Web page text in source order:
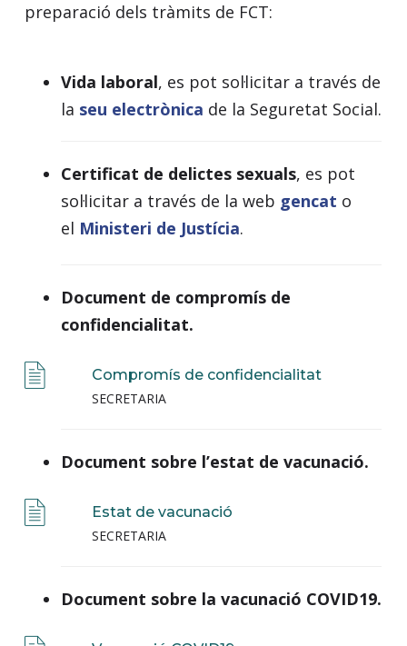
preparació dels tràmits de FCT:
Vida laboral, es pot sol·licitar a través de
la seu electrònica de la Seguretat Social.
Certificat de delictes sexuals, es pot
sol·licitar a través de la web gencat o
el Ministeri de Justícia.
Document de compromís de
confidencialitat.
Compromís de confidencialitat
SECRETARIA
Document sobre l’estat de vacunació.
Estat de vacunació
SECRETARIA
Document sobre la vacunació COVID19.